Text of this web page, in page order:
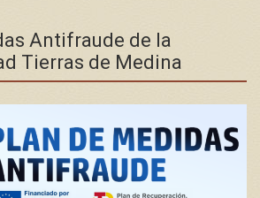
Antifraude de la
Tierras de Medina